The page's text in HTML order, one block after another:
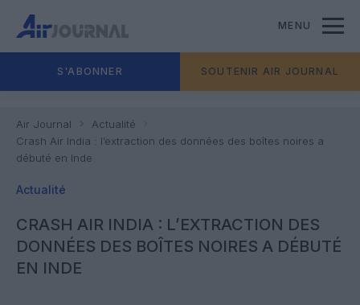
MENU
S'ABONNER SOUTENIR AIR JOURNAL
Air Journal
Actualité
Crash Air India : l’extraction des données des boîtes noires a
débuté en Inde
Actualité
CRASH AIR INDIA : L’EXTRACTION DES
DONNÉES DES BOÎTES NOIRES A DÉBUTÉ
EN INDE